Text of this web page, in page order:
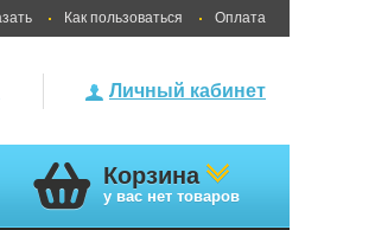
Как пользоваться Оплата
Личный кабинет
Корзина
у вас нет товаров